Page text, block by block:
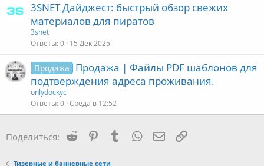
3SNET Дайджест: быстрый обзор свежих
материалов для пиратов
3snet
Ответы 0 15 Дек 2025
Продажа
Продажа | Файлы PDF шаблонов для
подтверждения адреса проживания.
onlydockyc
Ответы 0 Среда в 12:52
Поделиться: Reddit PinterestTumblrWhatsAppЭлектронная почта
Ссылка
Тизерные и баннерные сети